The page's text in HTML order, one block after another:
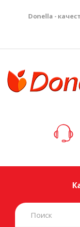
Donella -
S
e